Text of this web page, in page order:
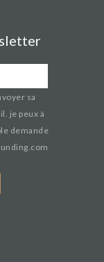
sa
je peux à
demande